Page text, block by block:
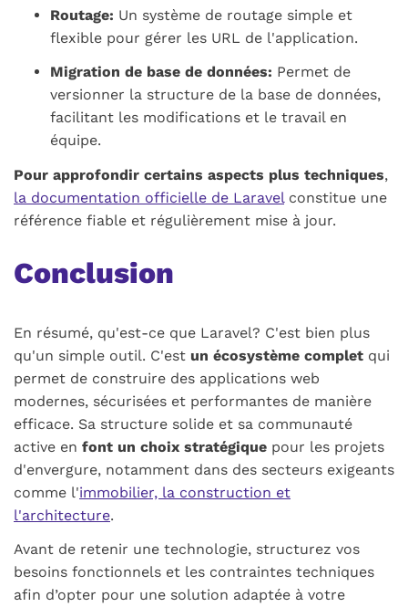
Routage: Un système de routage simple et
flexible pour gérer les URL de l'application.
Migration de base de données: Permet de
versionner la structure de la base de données,
facilitant les modifications et le travail en
équipe.
Pour approfondir certains aspects plus techniques,
la documentation officielle de Laravel constitue une
référence fiable et régulièrement mise à jour.
Conclusion
En résumé, qu'est-ce que Laravel? C'est bien plus
qu'un simple outil. C'est un écosystème complet qui
permet de construire des applications web
modernes, sécurisées et performantes de manière
efficace. Sa structure solide et sa communauté
active en font un choix stratégique pour les projets
d'envergure, notamment dans des secteurs exigeants
comme l'immobilier, la construction et
l'architecture.
Avant de retenir une technologie, structurez vos
besoins fonctionnels et les contraintes techniques
afin d’opter pour une solution adaptée à votre